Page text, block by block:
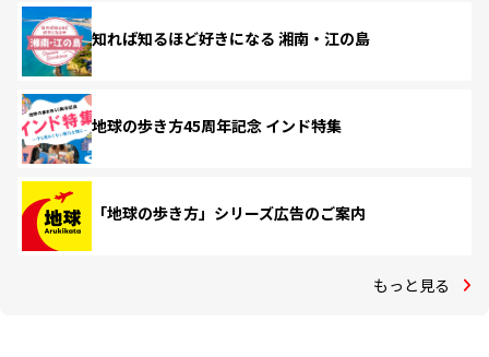
知れば知るほど好きになる 湘南・江の島
地球の歩き方45周年記念 インド特集
「地球の歩き方」シリーズ広告のご案内
もっと見る